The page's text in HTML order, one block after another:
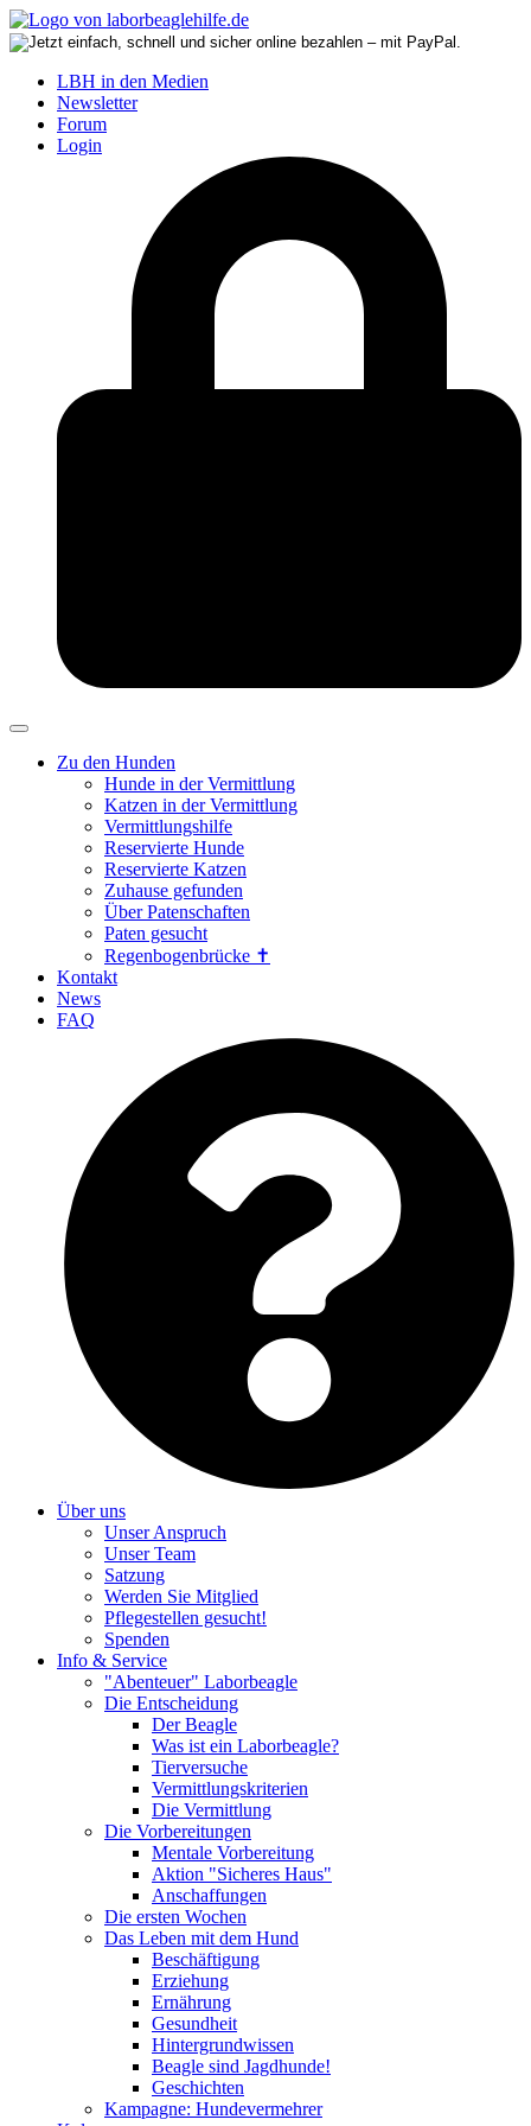
LBH in den Medien
Newsletter
Forum
Login
Zu den Hunden
Hunde in der Vermittlung
Katzen in der Vermittlung
Vermittlungshilfe
Reservierte Hunde
Reservierte Katzen
Zuhause gefunden
Über Patenschaften
Paten gesucht
Regenbogenbrücke ✝
Kontakt
News
FAQ
Über uns
Unser Anspruch
Unser Team
Satzung
Werden Sie Mitglied
Pflegestellen gesucht!
Spenden
Info & Service
"Abenteuer" Laborbeagle
Die Entscheidung
Der Beagle
Was ist ein Laborbeagle?
Tierversuche
Vermittlungskriterien
Die Vermittlung
Die Vorbereitungen
Mentale Vorbereitung
Aktion "Sicheres Haus"
Anschaffungen
Die ersten Wochen
Das Leben mit dem Hund
Beschäftigung
Erziehung
Ernährung
Gesundheit
Hintergrundwissen
Beagle sind Jagdhunde!
Geschichten
Kampagne: Hundevermehrer